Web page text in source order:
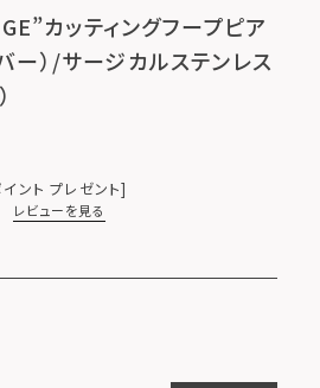
カッティングフープピア
ー）/サージカルステンレス
ント プレゼント
レビューを見る